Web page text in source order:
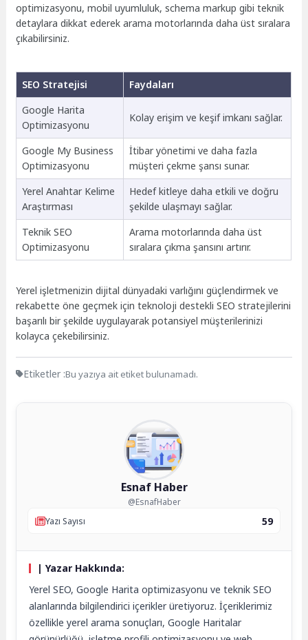
optimizasyonu, mobil uyumluluk, schema markup gibi teknik
detaylara dikkat ederek arama motorlarında daha üst sıralara
çıkabilirsiniz.
SEO Stratejisi
Faydaları
Google Harita
Optimizasyonu
Kolay erişim ve keşif imkanı sağlar.
Google My Business
Optimizasyonu
İtibar yönetimi ve daha fazla
müşteri çekme şansı sunar.
Yerel Anahtar Kelime
Araştırması
Hedef kitleye daha etkili ve doğru
şekilde ulaşmayı sağlar.
Teknik SEO
Optimizasyonu
Arama motorlarında daha üst
sıralara çıkma şansını artırır.
Yerel işletmenizin dijital dünyadaki varlığını güçlendirmek ve
rekabette öne geçmek için teknoloji destekli SEO stratejilerini
başarılı bir şekilde uygulayarak potansiyel müşterilerinizi
kolayca çekebilirsiniz.
Etiketler :Bu yazıya ait etiket bulunamadı.
Esnaf Haber
@EsnafHaber
Yazı Sayısı
59
| Yazar Hakkında:
Yerel SEO, Google Harita optimizasyonu ve teknik SEO
alanlarında bilgilendirici içerikler üretiyoruz. İçeriklerimiz
özellikle yerel arama sonuçları, Google Haritalar